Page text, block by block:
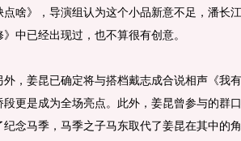
点啥》，导演组认为这个小品新意不足，潘长
》中已经出现过，也不算很有创意。
姜昆已确定将与搭档戴志成合说相声《我
段更是成为全场亮点。此外，姜昆曾参与的群
纪念马季，马季之子马东取代了姜昆在其中的